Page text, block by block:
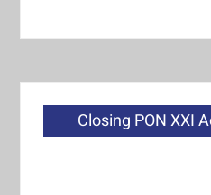
Closing PON XXI